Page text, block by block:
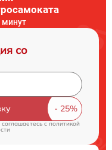
минут
со
cполитикой